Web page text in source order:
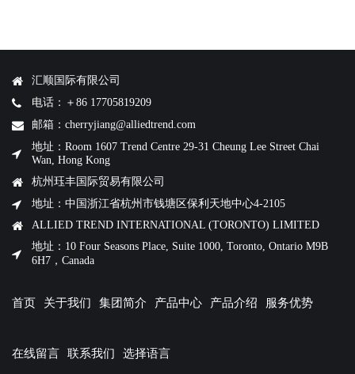
汇顺国际有限公司
电话：＋86 17705819209
邮箱：cherryjiang@alliedtrend.com
地址：Room 1607 Trend Centre 29-31 Cheung Lee Street Chai
Wan, Hong Kong
杭州珏丰国际贸易有限公司
地址：中国浙江省杭州市钱塘区保利天地中心4-2105
ALLIED TREND INTERNATIONAL (TORONTO) LIMITED
地址：10 Four Seasons Place, Suite 1000, Toronto, Ontario M9B
6H7，Canada
首页 关于我们 集团简介 产品中心 产品介绍 服务优势
在线留言 联系我们 选择语言